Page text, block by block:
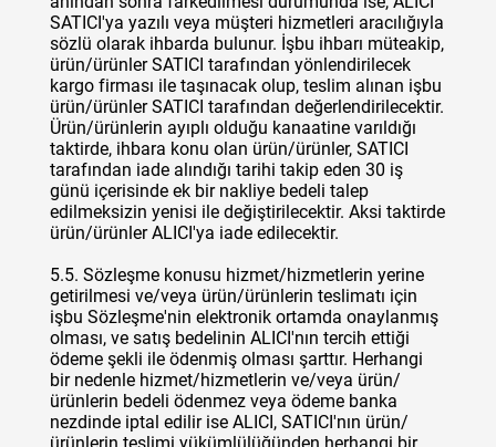
SATICI'ya yazılı veya müşteri hizmetleri aracılığıyla
sözlü olarak ihbarda bulunur. İşbu ihbarı müteakip,
ürün/ürünler SATICI tarafından yönlendirilecek
kargo firması ile taşınacak olup, teslim alınan işbu
ürün/ürünler SATICI tarafından değerlendirilecektir.
Ürün/ürünlerin ayıplı olduğu kanaatine varıldığı
taktirde, ihbara konu olan ürün/ürünler, SATICI
tarafından iade alındığı tarihi takip eden 30 iş
günü içerisinde ek bir nakliye bedeli talep
edilmeksizin yenisi ile değiştirilecektir. Aksi taktirde
ürün/ürünler ALICI'ya iade edilecektir.
5.5. Sözleşme konusu hizmet/hizmetlerin yerine
getirilmesi ve/veya ürün/ürünlerin teslimatı için
işbu Sözleşme'nin elektronik ortamda onaylanmış
olması, ve satış bedelinin ALICI'nın tercih ettiği
ödeme şekli ile ödenmiş olması şarttır. Herhangi
bir nedenle hizmet/hizmetlerin ve/veya ürün/
ürünlerin bedeli ödenmez veya ödeme banka
nezdinde iptal edilir ise ALICI, SATICI'nın ürün/